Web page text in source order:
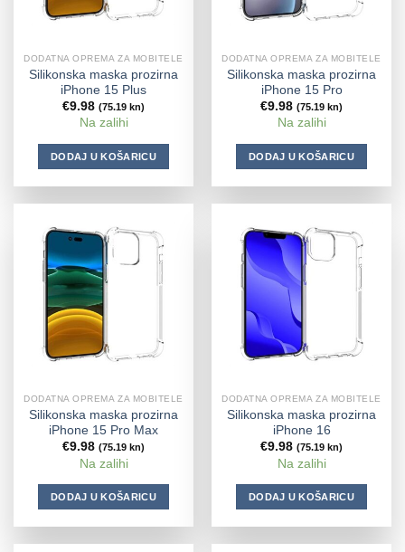
DODATNA OPREMA ZA MOBITELE
Silikonska maska prozirna
iPhone 15 Plus
€9.98 (75.19 kn)
Na zalihi
DODAJ U KOŠARICU
DODATNA OPREMA ZA MOBITELE
Silikonska maska prozirna
iPhone 15 Pro
€9.98 (75.19 kn)
Na zalihi
DODAJ U KOŠARICU
DODATNA OPREMA ZA MOBITELE
Silikonska maska prozirna
iPhone 15 Pro Max
€9.98 (75.19 kn)
Na zalihi
DODAJ U KOŠARICU
DODATNA OPREMA ZA MOBITELE
Silikonska maska prozirna
iPhone 16
€9.98 (75.19 kn)
Na zalihi
DODAJ U KOŠARICU